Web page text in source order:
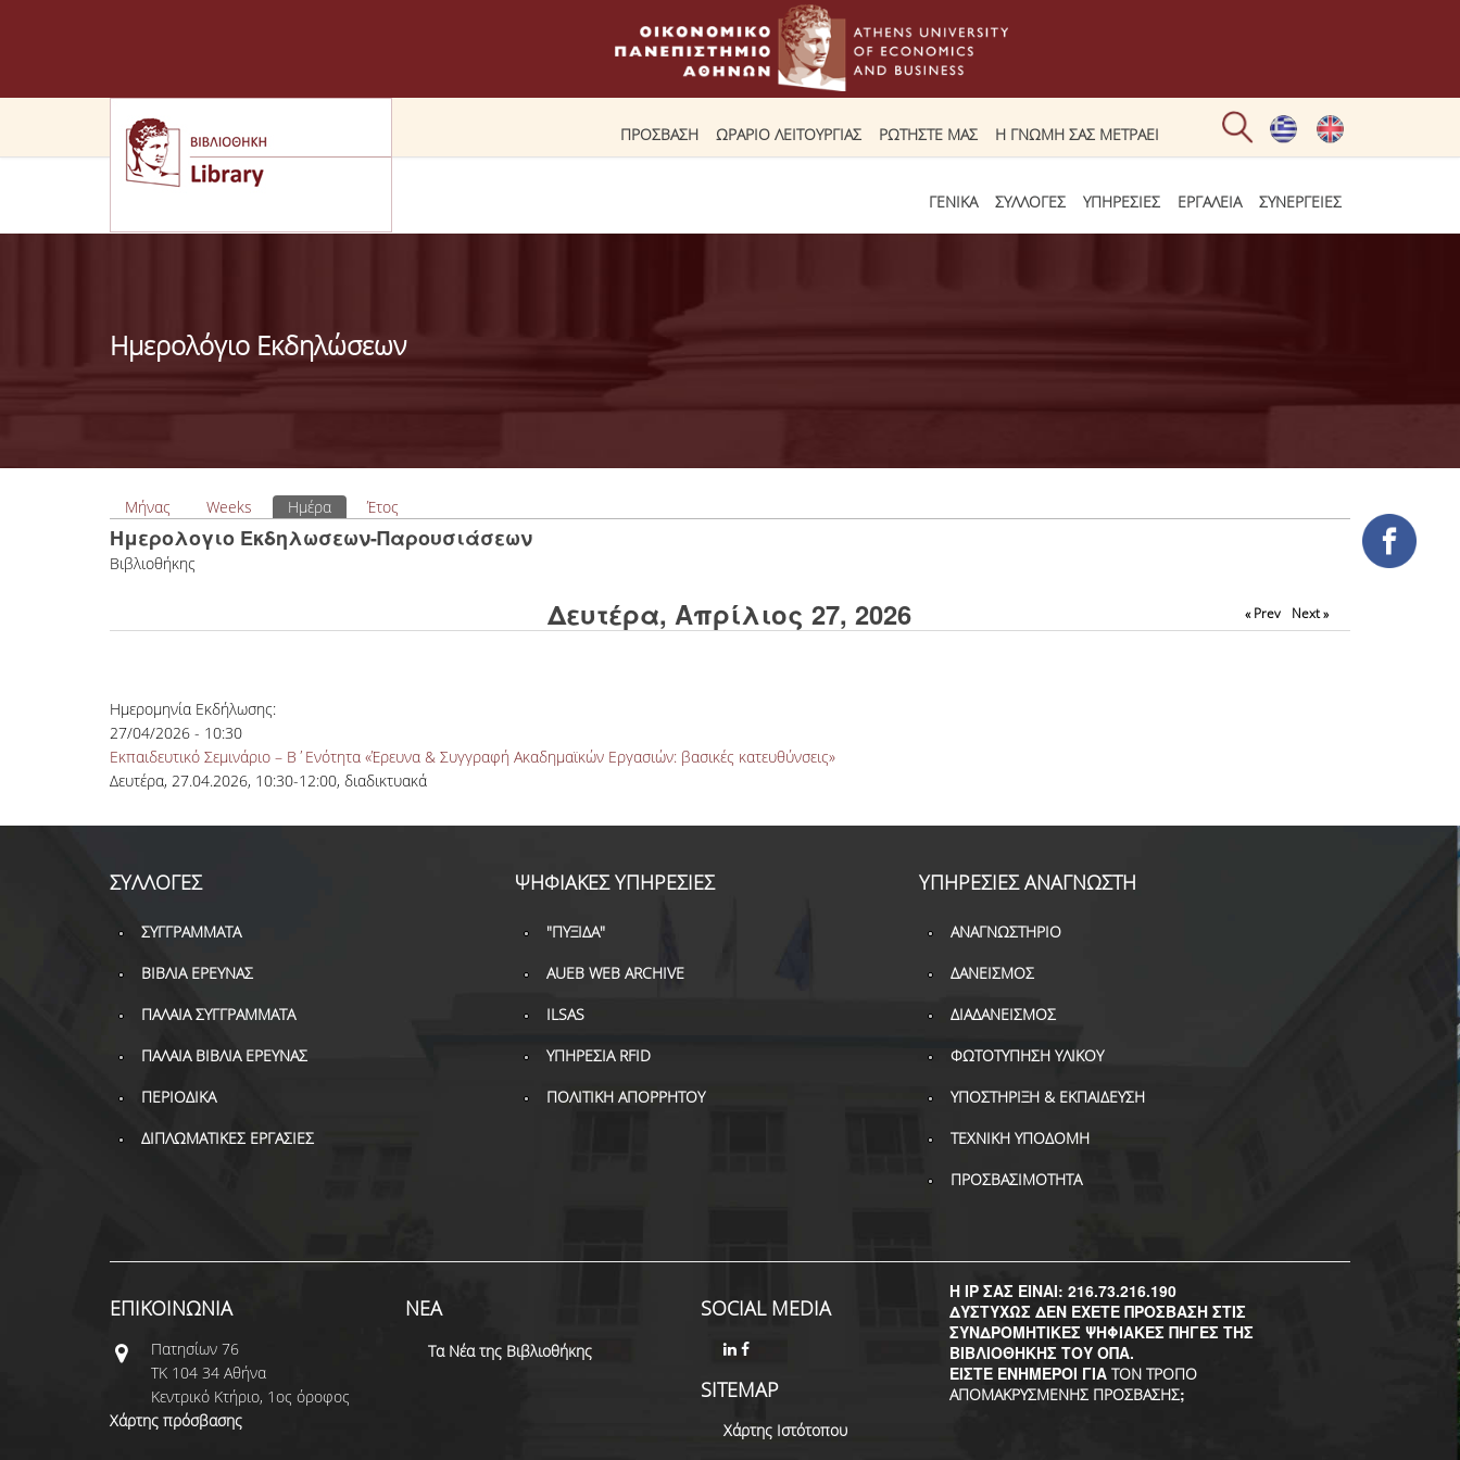
ΠΡΟΣΒΑΣΗ ΩΡΑΡΙΟ ΛΕΙΤΟΥΡΓΙΑΣ ΡΩΤΗΣΤΕ ΜΑΣ Η ΓΝΩΜΗ ΣΑΣ ΜΕΤΡΑΕΙ
ΓΕΝΙΚΑ ΣΥΛΛΟΓΕΣ ΥΠΗΡΕΣΙΕΣ ΕΡΓΑΛΕΙΑ ΣΥΝΕΡΓΕΙΕΣ
Ημερολόγιο Εκδηλώσεων
Πρωτεύουσες καρτέλες
Μήνας Weeks Ημέρα(ενεργή καρτέλα)
Έτος
Ημερολογιο Εκδηλωσεων-Παρουσιάσεων
Βιβλιοθήκης
Δευτέρα, Απρίλιος 27, 2026 « Prev Next »
Ημερομηνία Εκδήλωσης:
27/04/2026 - 10:30
Εκπαιδευτικό Σεμινάριο – Β΄Ενότητα «Έρευνα & Συγγραφή Ακαδημαϊκών Εργασιών: βασικές κατευθύνσεις»
Δευτέρα, 27.04.2026, 10:30-12:00, διαδικτυακά
ΣΥΛΛΟΓΕΣ
ΣΥΓΓΡΑΜΜΑΤΑ
ΒΙΒΛΙΑ ΕΡΕΥΝΑΣ
ΠΑΛΑΙΑ ΣΥΓΓΡΑΜΜΑΤΑ
ΠΑΛΑΙΑ ΒΙΒΛΙΑ ΕΡΕΥΝΑΣ
ΠΕΡΙΟΔΙΚΑ
ΔΙΠΛΩΜΑΤΙΚΕΣ ΕΡΓΑΣΙΕΣ
ΨΗΦΙΑΚΕΣ ΥΠΗΡΕΣΙΕΣ
"ΠΥΞΙΔΑ"
AUEB WEB ARCHIVE
ILSAS
ΥΠΗΡΕΣΙΑ RFID
ΠΟΛΙΤΙΚΗ ΑΠΟΡΡΗΤΟΥ
ΥΠΗΡΕΣΙΕΣ ΑΝΑΓΝΩΣΤΗ
ΑΝΑΓΝΩΣΤΗΡΙΟ
ΔΑΝΕΙΣΜΟΣ
ΔΙΑΔΑΝΕΙΣΜΟΣ
ΦΩΤΟΤΥΠΗΣΗ ΥΛΙΚΟΥ
ΥΠΟΣΤΗΡΙΞΗ & ΕΚΠΑΙΔΕΥΣΗ
ΤΕΧΝΙΚΗ ΥΠΟΔΟΜΗ
ΠΡΟΣΒΑΣΙΜΟΤΗΤΑ
Η IP ΣΑΣ ΕΙΝΑΙ: 216.73.216.190
ΔΥΣΤΥΧΩΣ ΔΕΝ ΕΧΕΤΕ ΠΡΟΣΒΑΣΗ ΣΤΙΣ
ΣΥΝΔΡΟΜΗΤΙΚΕΣ ΨΗΦΙΑΚΕΣ ΠΗΓΕΣ ΤΗΣ
ΒΙΒΛΙΟΘΗΚΗΣ ΤΟΥ ΟΠΑ.
ΕΙΣΤΕ ΕΝΗΜΕΡΟΙ ΓΙΑ ΤΟΝ ΤΡΟΠΟ
ΑΠΟΜΑΚΡΥΣΜΕΝΗΣ ΠΡΟΣΒΑΣΗΣ;
ΕΠΙΚΟΙΝΩΝΙΑ
Πατησίων 76
ΤΚ 104 34 Αθήνα
Κεντρικό Κτήριο, 1ος όροφος
Χάρτης πρόσβασης
ΝΕΑ
Τα Νέα της Βιβλιοθήκης
SOCIAL MEDIA
SITEMAP
Χάρτης Ιστότοπου